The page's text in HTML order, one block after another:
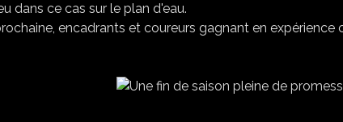
dans ce cas sur le plan d'eau.
encadrants et coureurs gagnant en expérience